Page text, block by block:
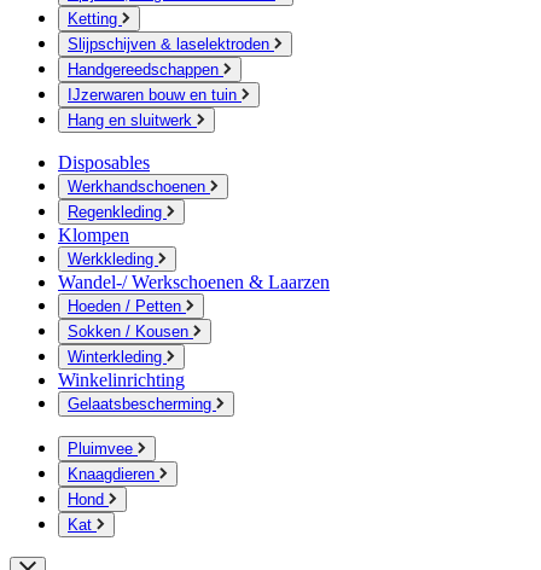
Ketting
Slijpschijven & laselektroden
Handgereedschappen
IJzerwaren bouw en tuin
Hang en sluitwerk
Disposables
Werkhandschoenen
Regenkleding
Klompen
Werkkleding
Wandel-/ Werkschoenen & Laarzen
Hoeden / Petten
Sokken / Kousen
Winterkleding
Winkelinrichting
Gelaatsbescherming
Pluimvee
Knaagdieren
Hond
Kat